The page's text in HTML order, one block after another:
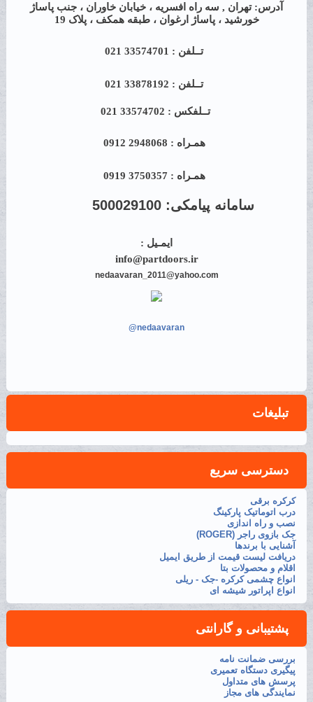
آدرس: تهران , سه راه افسریه ، خیابان خاوران ، جنب پاساژ
خورشید ، پاساژ ارغوان ، طبقه همکف ، پلاک 19
تــلفن : 33574701 021
تــلفن : 33878192 021
تــلفکس : 33574702 021
همـراه : 2948068 0912
همـراه : 3750357 0919
سامانه پیامکی: 500029100
ایمـیل :
info@partdoors.ir
nedaavaran_2011@yahoo.com
@nedaavaran
تبلیغات
دسترسی سریع
کرکره برقی
درب اتوماتیک پارکینگ
نصب و راه اندازی
جک بازوی راجر (ROGER)
آشنایی با برندها
دریافت لیست قیمت از طریق ایمیل
اقلام و محصولات بتا
انواع چشمی کرکره -جک - ریلی
انواع اپراتور شیشه ای
پشتیبانی و گارانتی
بررسی ضمانت نامه
پیگیری دستگاه تعمیری
پرسش های متداول
نمایندگی های مجاز